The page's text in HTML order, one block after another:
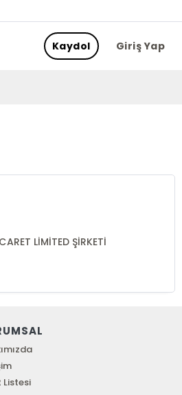
Giriş Yap
Kaydol
LİMİTED ŞİRKETİ
Listesi